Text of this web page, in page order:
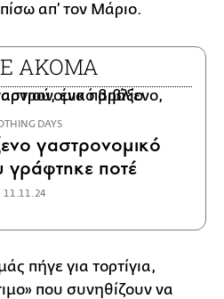
απ’ τον Μάριο.
ΑΚΟΜΑ
DAYS
γαστρονομικό
γράφτηκε ποτέ
11.11.24
πήγε για τορτίγια,
που συνηθίζουν να